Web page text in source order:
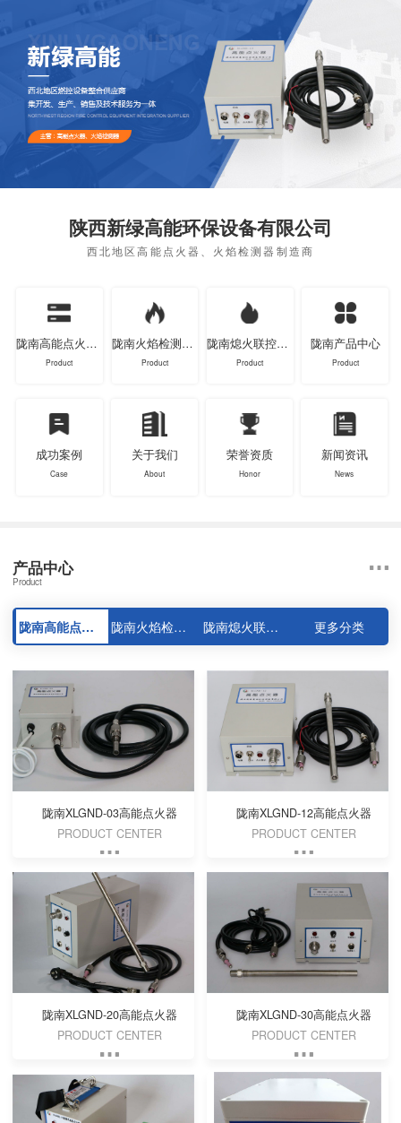
陕西新绿高能环保设备有限公司
西北地区高能点火器、火焰检测器制造商
陇南高能点火器系列
Product
陇南火焰检测器系列
Product
陇南熄火联控装置系列
Product
陇南产品中心
Product
成功案例
Case
关于我们
About
荣誉资质
Honor
新闻资讯
News
产品中心
Product
陇南高能点火器系列 陇南火焰检测器系列 陇南熄火联控装置系列 更多分类
陇南XLGND-03高能点火器
PRODUCT CENTER
陇南XLGND-12高能点火器
PRODUCT CENTER
陇南XLGND-20高能点火器
PRODUCT CENTER
陇南XLGND-30高能点火器
PRODUCT CENTER